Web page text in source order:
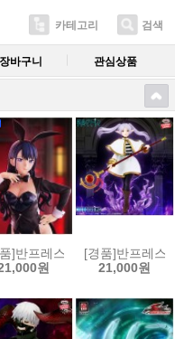
카테고리 검색
장바구니 관심상품
카마도 네즈코
들스토퍼 승리의 여신 니케
]반프레스토 그 비스크 돌은
원
[경품]반프레스
21,000원